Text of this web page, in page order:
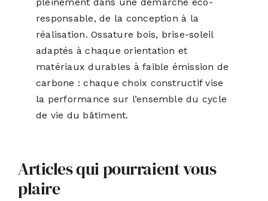
responsable, de la conception à la
réalisation. Ossature bois, brise-soleil
adaptés à chaque orientation et
matériaux durables à faible émission de
carbone : chaque choix constructif vise
la performance sur l’ensemble du cycle
de vie du bâtiment.
Articles qui pourraient vous
plaire